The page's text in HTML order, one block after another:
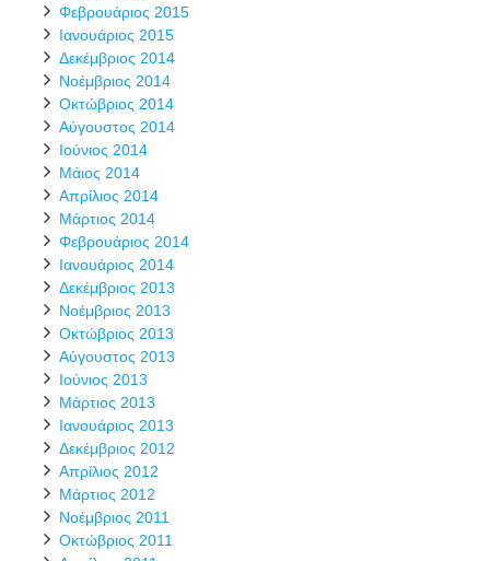
Φεβρουάριος 2015
Ιανουάριος 2015
Δεκέμβριος 2014
Νοέμβριος 2014
Οκτώβριος 2014
Αύγουστος 2014
Ιούνιος 2014
Μάιος 2014
Απρίλιος 2014
Μάρτιος 2014
Φεβρουάριος 2014
Ιανουάριος 2014
Δεκέμβριος 2013
Νοέμβριος 2013
Οκτώβριος 2013
Αύγουστος 2013
Ιούνιος 2013
Μάρτιος 2013
Ιανουάριος 2013
Δεκέμβριος 2012
Απρίλιος 2012
Μάρτιος 2012
Νοέμβριος 2011
Οκτώβριος 2011